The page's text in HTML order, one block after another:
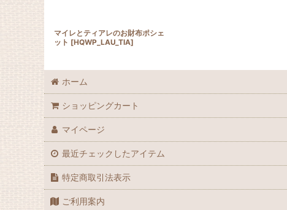
マイレとティアレのお財布ポシェ
ット [HQWP_LAU_TIA]
ホーム
ショッピングカート
マイページ
最近チェックしたアイテム
特定商取引法表示
ご利用案内